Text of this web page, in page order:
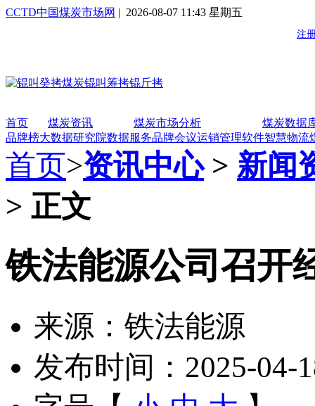
CCTD中国煤炭市场网 | 2026-08-07 11:43 星期五
首页 煤炭资讯 煤炭市场分析
煤炭数据
品牌榜大数据研究院数据服务品牌会议运销管理软件智慧物流
首页>资讯中心> 新闻
> 正文
铁法能源公司召开
来源：铁法能源
发布时间：2025-04-